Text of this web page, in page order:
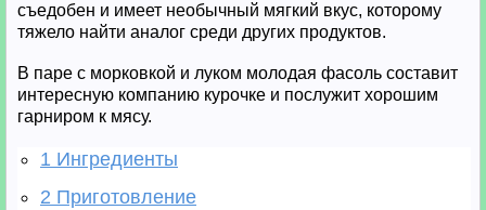
съедобен и имеет необычный мягкий вкус, которому
тяжело найти аналог среди других продуктов.
В паре с морковкой и луком молодая фасоль составит
интересную компанию курочке и послужит хорошим
гарниром к мясу.
1 Ингредиенты
2 Приготовление